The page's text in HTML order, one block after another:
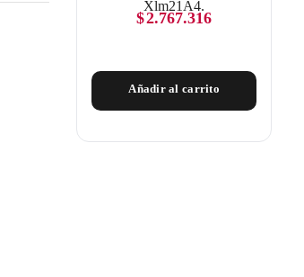
$2.767.316
Añadir al carrito